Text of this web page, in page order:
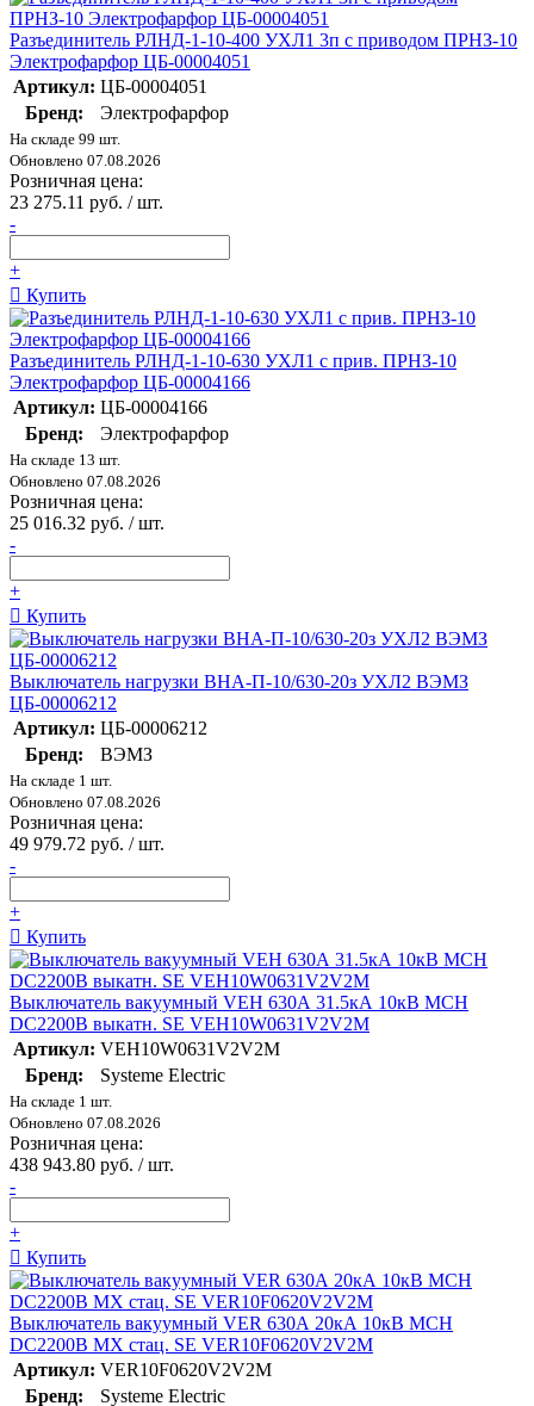
Разъединитель РЛНД-1-10-400 УХЛ1 3п с приводом ПРНЗ-10
Электрофарфор ЦБ-00004051
Артикул: ЦБ-00004051
Бренд:
Электрофарфор
На складе 99 шт.
Обновлено 07.08.2026
Розничная цена:
23 275.11 руб. / шт.
-
+
Купить
Разъединитель РЛНД-1-10-630 УХЛ1 с прив. ПРНЗ-10
Электрофарфор ЦБ-00004166
Артикул: ЦБ-00004166
Бренд:
Электрофарфор
На складе 13 шт.
Обновлено 07.08.2026
Розничная цена:
25 016.32 руб. / шт.
-
+
Купить
Выключатель нагрузки ВНА-П-10/630-20з УХЛ2 ВЭМЗ
ЦБ-00006212
Артикул: ЦБ-00006212
Бренд:
ВЭМЗ
На складе 1 шт.
Обновлено 07.08.2026
Розничная цена:
49 979.72 руб. / шт.
-
+
Купить
Выключатель вакуумный VEH 630А 31.5кА 10кВ MCH
DC2200В выкатн. SE VEH10W0631V2V2M
Артикул: VEH10W0631V2V2M
Бренд:
Systeme Electric
На складе 1 шт.
Обновлено 07.08.2026
Розничная цена:
438 943.80 руб. / шт.
-
+
Купить
Выключатель вакуумный VER 630А 20кА 10кВ MCH
DC2200В MX стац. SE VER10F0620V2V2M
Артикул: VER10F0620V2V2M
Бренд:
Systeme Electric